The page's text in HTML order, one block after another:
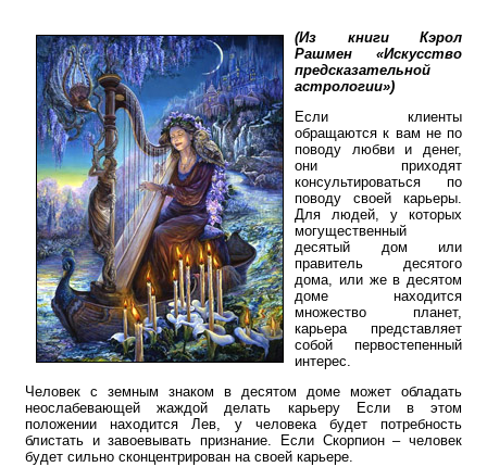
(Из книги Кэрол
Рашмен «Искусство
предсказательной
астрологии»)
Если клиенты
обращаются к вам не по
поводу любви и денег,
они приходят
консультироваться по
поводу своей карьеры.
Для людей, у которых
могущественный
десятый дом или
правитель десятого
дома, или же в десятом
доме находится
множество планет,
карьера представляет
собой первостепенный
интерес.
Человек с земным знаком в десятом доме может обладать
неослабевающей жаждой делать карьеру Если в этом
положении находится Лев, у человека будет потребность
блистать и завоевывать признание. Если Скорпион – человек
будет сильно сконцентрирован на своей карьере.